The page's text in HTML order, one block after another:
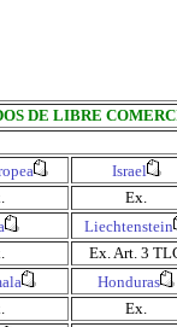
DE LIBRE
Israel
Ex.
Liechtenstein
Ex.Art. 3
Honduras
Ex.